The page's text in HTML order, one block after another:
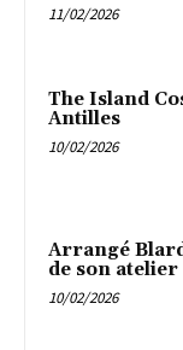
11/02/2026
The Island
Antilles
10/02/2026
Arrangé
de son
10/02/2026